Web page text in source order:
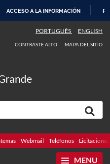
CONTENIDO
ACCESO A LA INFORMACIÓN
PORTUGUÊS ENGLISH
CONTRASTE ALTO MAPA DEL SITIO
Webmail Teléfonos Licitaciones
MENU